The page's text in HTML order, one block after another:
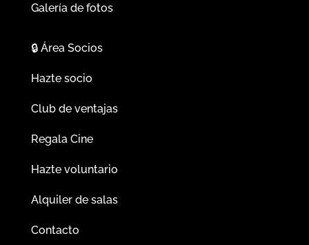
Galería de fotos
🔒Área Socios
Hazte socio
Club de ventajas
Regala Cine
Hazte voluntario
Alquiler de salas
Contacto